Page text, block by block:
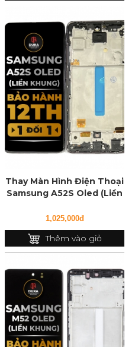
Thay Màn Hình Điện Thoại
Samsung A52S Oled (Liền
1,025,000đ
Thêm vào giỏ